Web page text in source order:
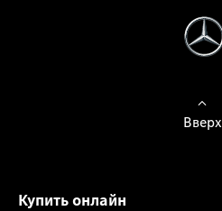
Вверх
Купить онлайн